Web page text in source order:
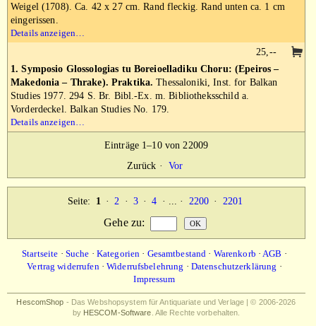
Weigel (1708). Ca. 42 x 27 cm. Rand fleckig. Rand unten ca. 1 cm
eingerissen.
Details anzeigen…
1. Symposio Glossologias tu Boreioelladiku Choru: (Epeiros –
Makedonia – Thrake). Praktika. Thessaloniki, Inst. for Balkan
Studies 1977. 294 S. Br. Bibl.-Ex. m. Bibliotheksschild a.
Vorderdeckel. Balkan Studies No. 179.
Details anzeigen…
25,--
Einträge 1–10 von 22009
Zurück · Vor
Seite: 1 · 2 · 3 · 4 · ... · 2200 · 2201
Gehe zu:
Startseite · Suche · Kategorien · Gesamtbestand · Warenkorb ·AGB ·
Vertrag widerrufen·Widerrufsbelehrung · Datenschutzerklärung ·
Impressum
HescomShop - Das Webshopsystem für Antiquariate und Verlage | © 2006-2026
by HESCOM-Software . Alle Rechte vorbehalten.